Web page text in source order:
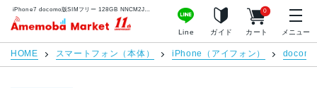
アメモバマーケット
Line ガイド カート
0
メニュー
HOME スマートフォン（本体） iPhone（アイフォン） docomo